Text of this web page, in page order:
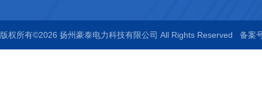
版权所有©2026 扬州豪泰电力科技有限公司 All Rights Reserved 备案